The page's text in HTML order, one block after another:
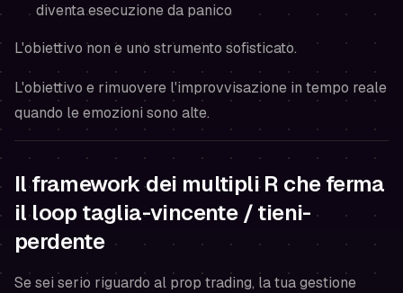
diventa esecuzione da panico
L'obiettivo non e uno strumento sofisticato.
L'obiettivo e rimuovere l'improvvisazione in tempo reale
quando le emozioni sono alte.
Il framework dei multipli R che ferma
il loop taglia-vincente / tieni-
perdente
Se sei serio riguardo al prop trading, la tua gestione